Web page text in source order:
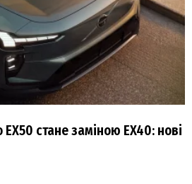
стане заміною EX40: нові